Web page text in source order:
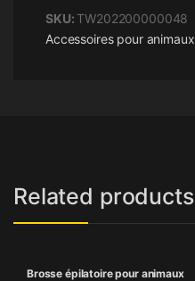
SKU:TW202200000048
Accessoires pour animaux
Related products
Brosse épilatoire pour animaux